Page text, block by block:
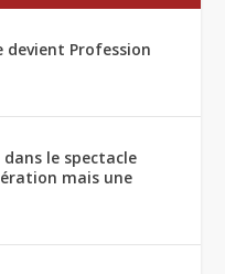
devient Profession
le spectacle
mais une